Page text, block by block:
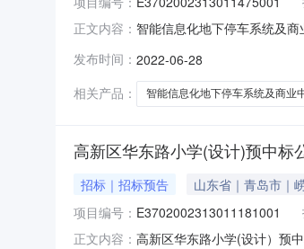
正文内容： 智能信息化地下停车系统及
管理有限公司联系人：董晓
发布时间： 2022-06-28
相关产品：
智能信息化地下停车系统及商业
高新区华东路小学(设计)预中标
招标｜招标预告
山东省｜青岛市｜
项目编号： E3702002313011181001
正文内容： 高新区华东路小学(设计）预